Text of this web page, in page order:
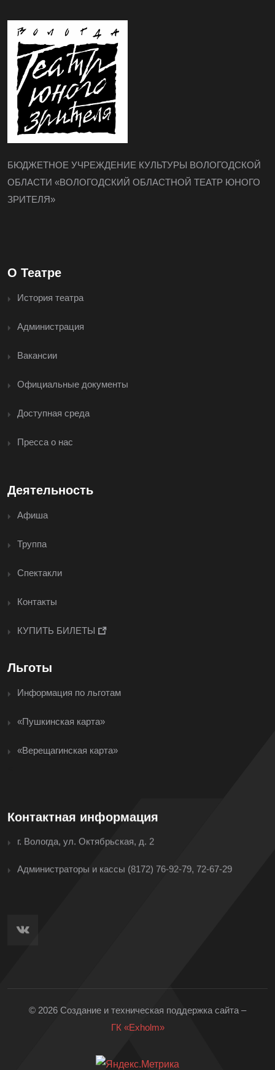
БЮДЖЕТНОЕ УЧРЕЖДЕНИЕ КУЛЬТУРЫ ВОЛОГОДСКОЙ
ОБЛАСТИ «ВОЛОГОДСКИЙ ОБЛАСТНОЙ ТЕАТР ЮНОГО
ЗРИТЕЛЯ»
О Театре
История театра
Администрация
Вакансии
Официальные документы
Доступная среда
Пресса о нас
Деятельность
Афиша
Труппа
Спектакли
Контакты
КУПИТЬ БИЛЕТЫ
Льготы
Информация по льготам
«Пушкинская карта»
«Верещагинская карта»
Контактная информация
г. Вологда, ул. Октябрьская, д. 2
Администраторы и кассы (8172) 76-92-79, 72-67-29
© 2026 Создание и техническая поддержка сайта –
ГК «Exholm»